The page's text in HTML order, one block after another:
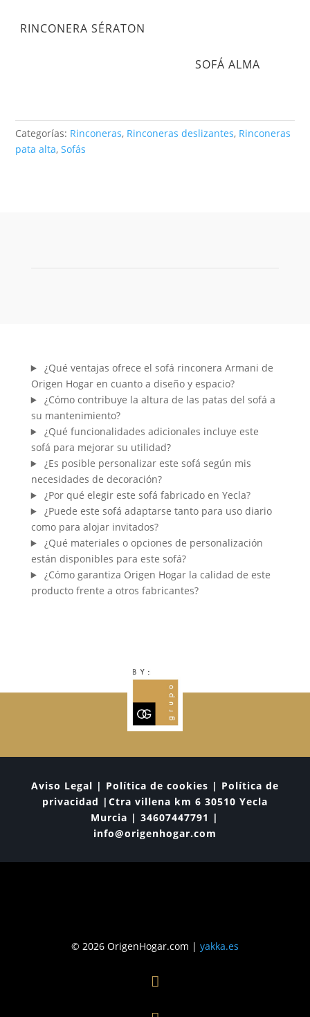
RINCONERA SÉRATON
SOFÁ ALMA
Categorías: Rinconeras, Rinconeras deslizantes, Rinconeras
pata alta,Sofás
¿Qué ventajas ofrece el sofá rinconera Armani de
Origen Hogar en cuanto a diseño y espacio?
¿Cómo contribuye la altura de las patas del sofá a
su mantenimiento?
¿Qué funcionalidades adicionales incluye este
sofá para mejorar su utilidad?
¿Es posible personalizar este sofá según mis
necesidades de decoración?
¿Por qué elegir este sofá fabricado en Yecla?
¿Puede este sofá adaptarse tanto para uso diario
como para alojar invitados?
¿Qué materiales o opciones de personalización
están disponibles para este sofá?
¿Cómo garantiza Origen Hogar la calidad de este
producto frente a otros fabricantes?
Aviso Legal | Política de cookies | Política de
privacidad |Ctra villena km 6 30510 Yecla
Murcia | 34607447791 |
info@origenhogar.com
© 2026 OrigenHogar.com | yakka.es
